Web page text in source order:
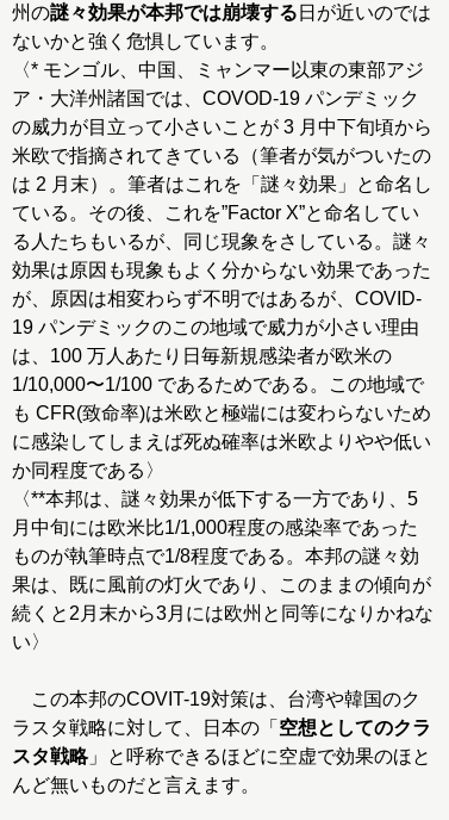
州の謎々効果が本邦では崩壊する 日が近いのでは
ないかと強く危惧しています。
〈* モンゴル、中国、ミャンマー以東の東部アジ
ア・大洋州諸国では、COVOD-19 パンデミック
の威力が目立って小さいことが 3 月中下旬頃から
米欧で指摘されてきている（筆者が気がついたの
は 2 月末）。筆者はこれを「謎々効果」と命名し
ている。その後、これを”Factor X”と命名してい
る人たちもいるが、同じ現象をさしている。謎々
効果は原因も現象もよく分からない効果であった
が、原因は相変わらず不明ではあるが、COVID-
19 パンデミックのこの地域で威力が小さい理由
は、100 万人あたり日毎新規感染者が欧米の
1/10,000〜1/100 であるためである。この地域で
も CFR(致命率)は米欧と極端には変わらないため
に感染してしまえば死ぬ確率は米欧よりやや低い
か同程度である〉
〈**本邦は、謎々効果が低下する一方であり、5
月中旬には欧米比1/1,000程度の感染率であった
ものが執筆時点で1/8程度である。本邦の謎々効
果は、既に風前の灯火であり、このままの傾向が
続くと2月末から3月には欧州と同等になりかねな
い〉
この本邦のCOVIT-19対策は、台湾や韓国のク
ラスタ戦略に対して、日本の「 空想としてのクラ
スタ戦略」と呼称できるほどに空虚で効果のほと
んど無いものだと言えます。